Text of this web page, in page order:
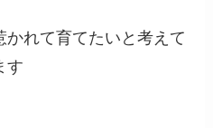
れて育てたいと考えて
す